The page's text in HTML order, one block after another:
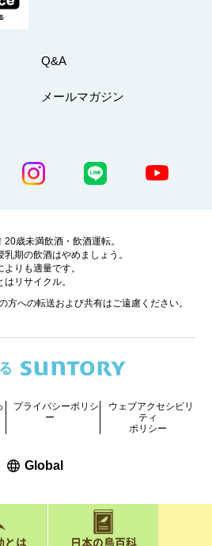
とは 日本の鳥百科
Q&A
メールマガジン
20歳未満飲酒・飲酒運転。
乳期の飲酒はやめましょう。
よりも適量です。
リサイクル。
方への転送および共有はご遠慮ください。
HOLDINGS LIMITED.
RESERVED.
プライバシーポリシ
ー
ウェブアクセシビリ
ティ
ポリシー
Global新しいウィンドウで開く